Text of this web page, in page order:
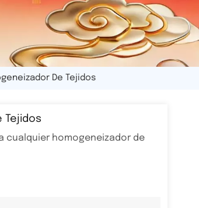
De Tejidos
Tejidos
cualquier homogeneizador de